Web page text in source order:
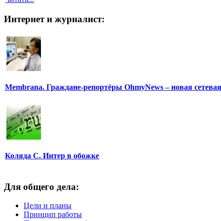
Интернет и журналист:
Membrana. Граждане-репортёры OhmyNews – новая
Коляда С. Интер в обожке
Для общего дела:
Цели и планы
Принцип работы